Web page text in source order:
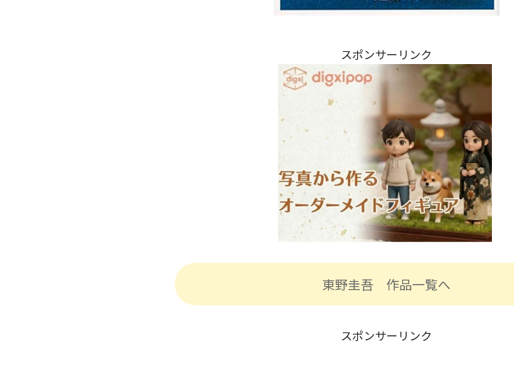
スポンサーリンク
東野圭吾 作品一覧へ
スポンサーリンク